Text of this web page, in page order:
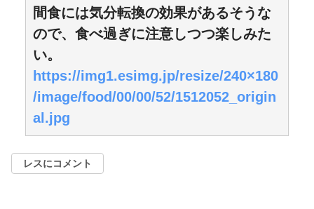
間食には気分転換の効果があるそうな
ので、食べ過ぎに注意しつつ楽しみた
い。
https://img1.esimg.jp/resize/240×180
/image/food/00/00/52/1512052_origin
al.jpg
レスにコメント